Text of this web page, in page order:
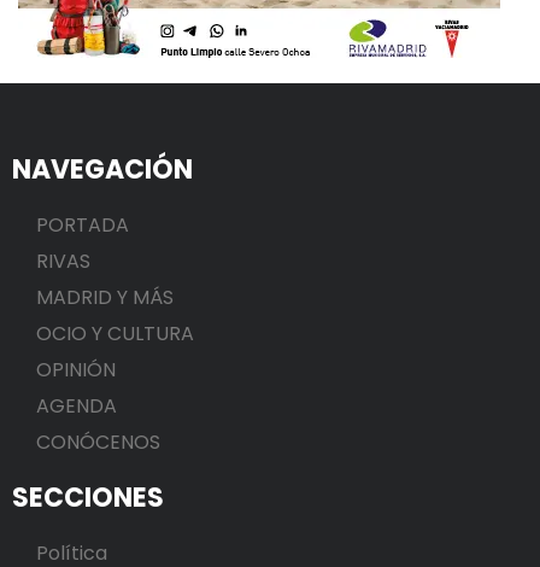
NAVEGACIÓN
PORTADA
RIVAS
MADRID Y MÁS
OCIO Y CULTURA
OPINIÓN
AGENDA
CONÓCENOS
SECCIONES
Política